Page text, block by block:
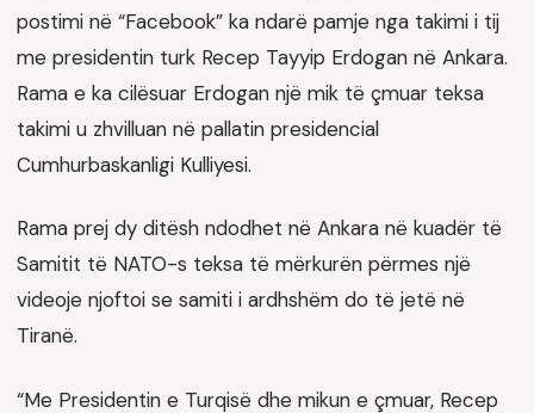
postimi në “Facebook” ka ndarë pamje nga takimi i tij
me presidentin turk Recep Tayyip Erdogan në Ankara.
Rama e ka cilësuar Erdogan një mik të çmuar teksa
takimi u zhvilluan në pallatin presidencial
Cumhurbaskanligi Kulliyesi.
Rama prej dy ditësh ndodhet në Ankara në kuadër të
Samitit të NATO-s teksa të mërkurën përmes një
videoje njoftoi se samiti i ardhshëm do të jetë në
Tiranë.
“Me Presidentin e Turqisë dhe mikun e çmuar, Recep